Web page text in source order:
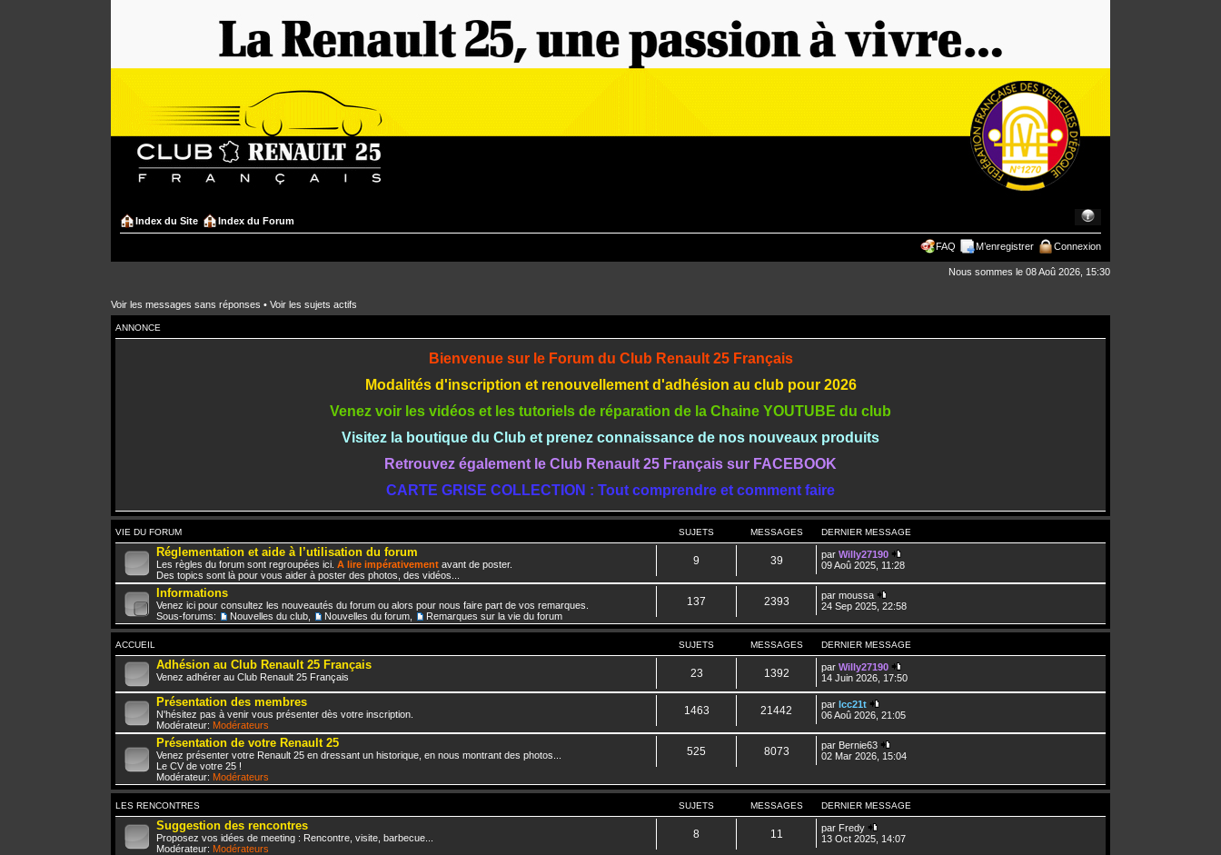
Index du Site Index du Forum
FAQ M’enregistrer Connexion
Nous sommes le 08 Aoû 2026, 15:30
Voir les messages sans réponses • Voir les sujets actifs
ANNONCE
Bienvenue sur le Forum du Club Renault 25 Français
Modalités d'inscription et renouvellement d'adhésion au club pour 2026
Venez voir les vidéos et les tutoriels de réparation de la Chaine YOUTUBE du club
Visitez la boutique du Club et prenez connaissance de nos nouveaux produits
Retrouvez également le Club Renault 25 Français sur FACEBOOK
CARTE GRISE COLLECTION : Tout comprendre et comment faire
VIE DU FORUM SUJETS MESSAGES DERNIER MESSAGE
Réglementation et aide à l’utilisation du forum
Les règles du forum sont regroupées ici. A lire impérativement avant de poster.
Des topics sont là pour vous aider à poster des photos, des vidéos...
9 39 parWilly27190
09 Aoû 2025, 11:28
Informations
Venez ici pour consultez les nouveautés du forum ou alors pour nous faire part de vos remarques.
Sous-forums:
Nouvelles du club Nouvelles du forum Remarques sur la vie du forum
137 2393 parmoussa
24 Sep 2025, 22:58
ACCUEIL SUJETS MESSAGES DERNIER MESSAGE
Adhésion au Club Renault 25 Français
Venez adhérer au Club Renault 25 Français 23 1392 parWilly27190
14 Juin 2026, 17:50
Présentation des membres
N'hésitez pas à venir vous présenter dès votre inscription.
Modérateur: Modérateurs
1463 21442 parlcc21t
06 Aoû 2026, 21:05
Présentation de votre Renault 25
Venez présenter votre Renault 25 en dressant un historique, en nous montrant des photos...
Le CV de votre 25 !
Modérateur: Modérateurs
525 8073 par Bernie63
02 Mar 2026, 15:04
LES RENCONTRES SUJETS MESSAGES DERNIER MESSAGE
Suggestion des rencontres
Proposez vos idées de meeting : Rencontre, visite, barbecue...
Modérateur: Modérateurs
8 11 par Fredy
13 Oct 2025, 14:07